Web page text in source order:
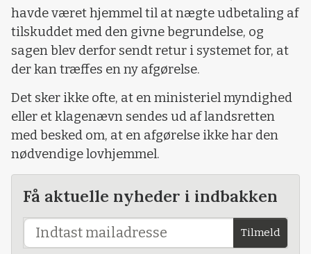
havde været hjemmel til at nægte udbetaling af
tilskuddet med den givne begrundelse, og
sagen blev derfor sendt retur i systemet for, at
der kan træffes en ny afgørelse.
Det sker ikke ofte, at en ministeriel myndighed
eller et klagenævn sendes ud af landsretten
med besked om, at en afgørelse ikke har den
nødvendige lovhjemmel.
Få aktuelle nyheder i indbakken
Tilmeld